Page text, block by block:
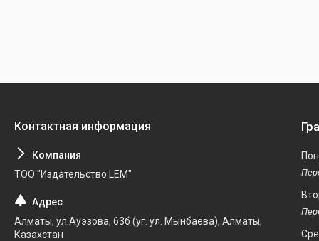
ТОО "Издательство LEM"
Алматы, ул.Ауэзова, 63б (уг. ул. Мынбаева), Алматы,
Казахстан